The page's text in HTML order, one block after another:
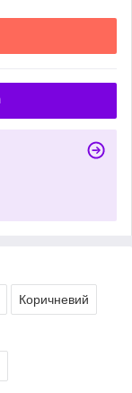
Коричневий